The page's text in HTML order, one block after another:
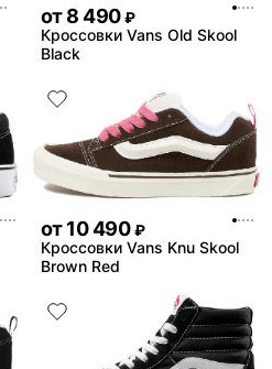
от8 490 ₽
Кроссовки Vans Old Skool
Black
от10 490 ₽
Кроссовки Vans Knu Skool
Brown Red